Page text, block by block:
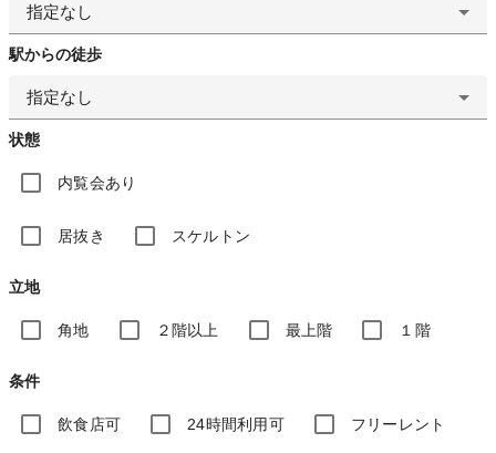
指定なし
駅からの徒歩
指定なし
状態
内覧会あり
居抜き スケルトン
立地
角地 ２階以上 最上階 １階
条件
飲食店可 24時間利用可 フリーレント